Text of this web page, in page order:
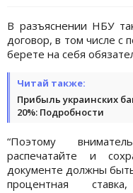
В разъяснении НБУ
договор, в том числе с
берете на себя
Читай также:
Прибыль украинских
20%: Подробности
“Поэтому
распечатайте и
документе должны
процентная